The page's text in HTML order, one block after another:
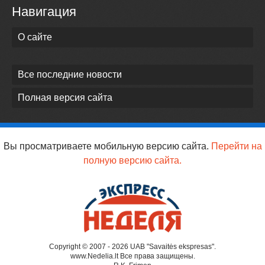
Навигация
О сайте
Все последние новости
Полная версия сайта
Вы просматриваете мобильную версию сайта. Перейти на
полную версию сайта.
Copyright © 2007 - 2026 UAB "Savaitės ekspresas".
www.Nedelia.lt Все права защищены.